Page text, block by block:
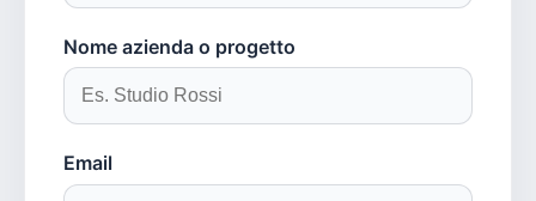
Nome azienda o progetto
Email